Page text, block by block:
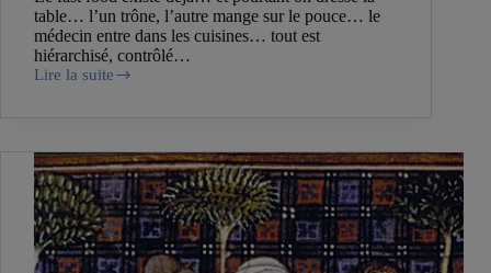
table… l’un trône, l’autre mange sur le pouce… le
médecin entre dans les cuisines… tout est
hiérarchisé, contrôlé…
Lire la suite
Comment
repas
au
moyen
âge
?